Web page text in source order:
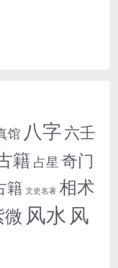
馆 八字 六壬
籍 占星 奇门
籍 文史名著 相术
微 风水 风